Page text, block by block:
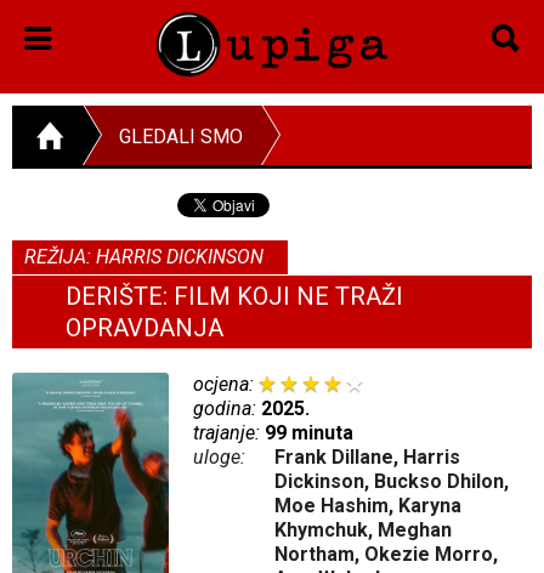
GLEDALI SMO
REŽIJA: HARRIS DICKINSON
DERIŠTE: FILM KOJI NE TRAŽI
OPRAVDANJA
ocjena:
godina: 2025.
trajanje: 99 minuta
uloge:
Frank Dillane, Harris
Dickinson, Buckso Dhilon,
Moe Hashim, Karyna
Khymchuk, Meghan
Northam, Okezie Morro,